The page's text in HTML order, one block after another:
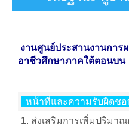
งานศูนย์ประสานงานกา
อาชีวศึกษาภาคใต้ตอนบน
หน้าที่และความรับผิดช
1. ส่งเสริมการเพิ่มปริมา